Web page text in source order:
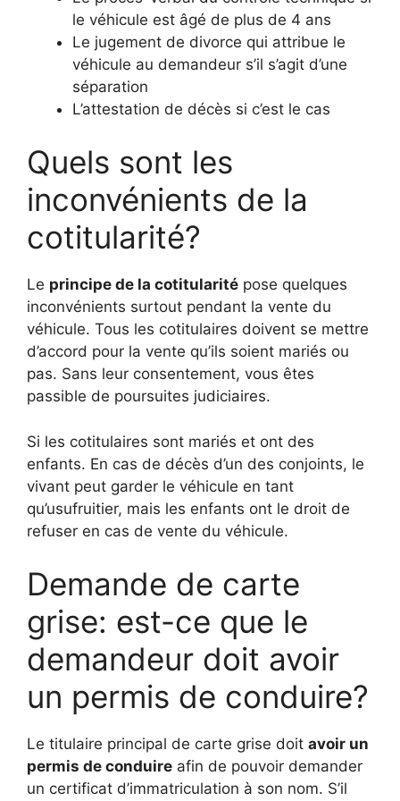
le véhicule est âgé de plus de 4 ans
Le jugement de divorce qui attribue le
véhicule au demandeur s’il s’agit d’une
séparation
L’attestation de décès si c’est le cas
Quels sont les
inconvénients de la
cotitularité?
Le principe de la cotitularité pose quelques
inconvénients surtout pendant la vente du
véhicule. Tous les cotitulaires doivent se mettre
d’accord pour la vente qu’ils soient mariés ou
pas. Sans leur consentement, vous êtes
passible de poursuites judiciaires.
Si les cotitulaires sont mariés et ont des
enfants. En cas de décès d’un des conjoints, le
vivant peut garder le véhicule en tant
qu’usufruitier, mais les enfants ont le droit de
refuser en cas de vente du véhicule.
Demande de carte
grise: est-ce que le
demandeur doit avoir
un permis de conduire?
Le titulaire principal de carte grise doit avoir un
permis de conduire afin de pouvoir demander
un certificat d’immatriculation à son nom. S’il